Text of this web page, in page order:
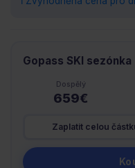
Gopass SKI sezónka
Dospělý
659€
Zaplatit celou